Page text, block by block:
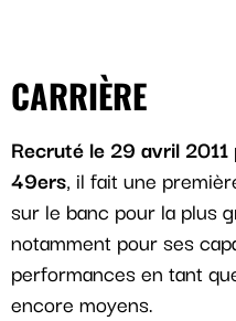
CARRIÈRE
Recruté le 29 avril
49ers, il fait une
sur le banc pour la plus
notamment pour ses
performances en tant
encore moyens.